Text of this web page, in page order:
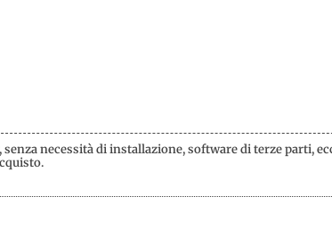
necessità di installazione, software di terze parti,